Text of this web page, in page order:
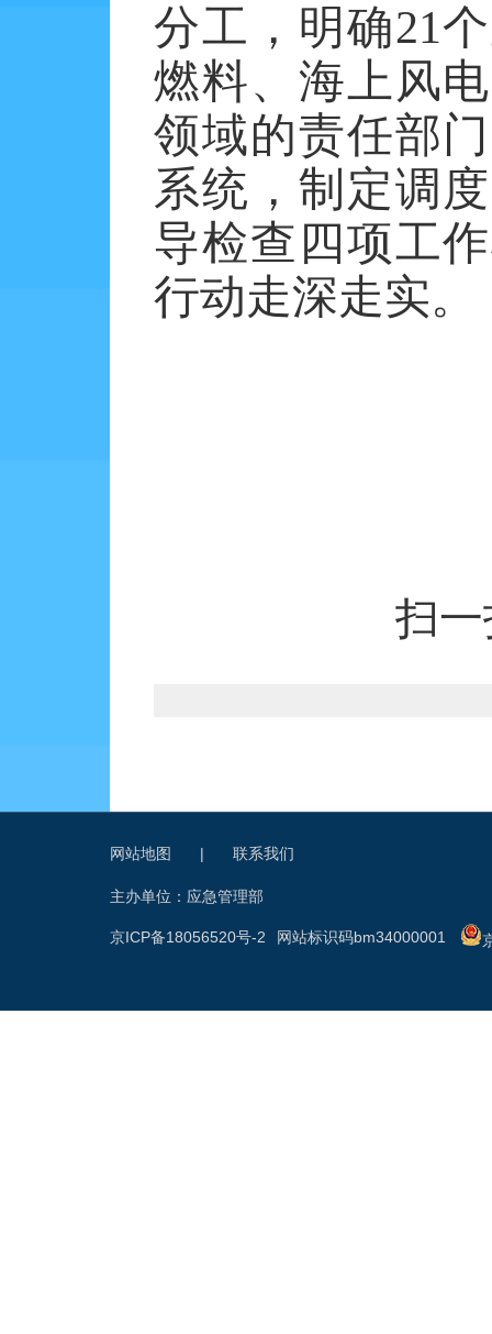
分工，明确21
燃料、海上风
领域的责任部
系统，制定调
导检查四项工
行动走深走实。
扫
网站地图 | 联系我们
主办单位：应急管理部
网站标识码bm34000001
京ICP备18056520号-2